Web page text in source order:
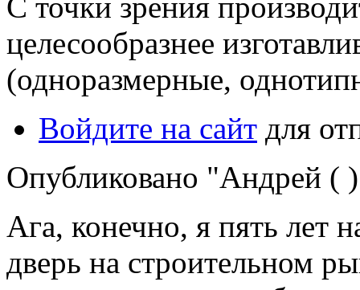
целесообразнее
(одноразмерные,
Войдите на сайт для
Опубликовано "Андрей (
Ага, конечно, я пять лет
дверь на строительном